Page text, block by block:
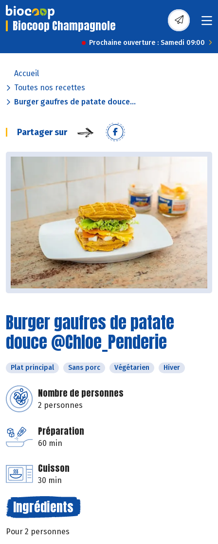
Biocoop Champagnole
Prochaine ouverture : Samedi 09:00
Accueil
Toutes nos recettes
Burger gaufres de patate douce...
Partager sur
Burger gaufres de patate
douce @Chloe_Penderie
Plat principal Sans porc Végétarien Hiver
Nombre de personnes
2 personnes
Préparation
60 min
Cuisson
30 min
Ingrédients
Pour 2 personnes